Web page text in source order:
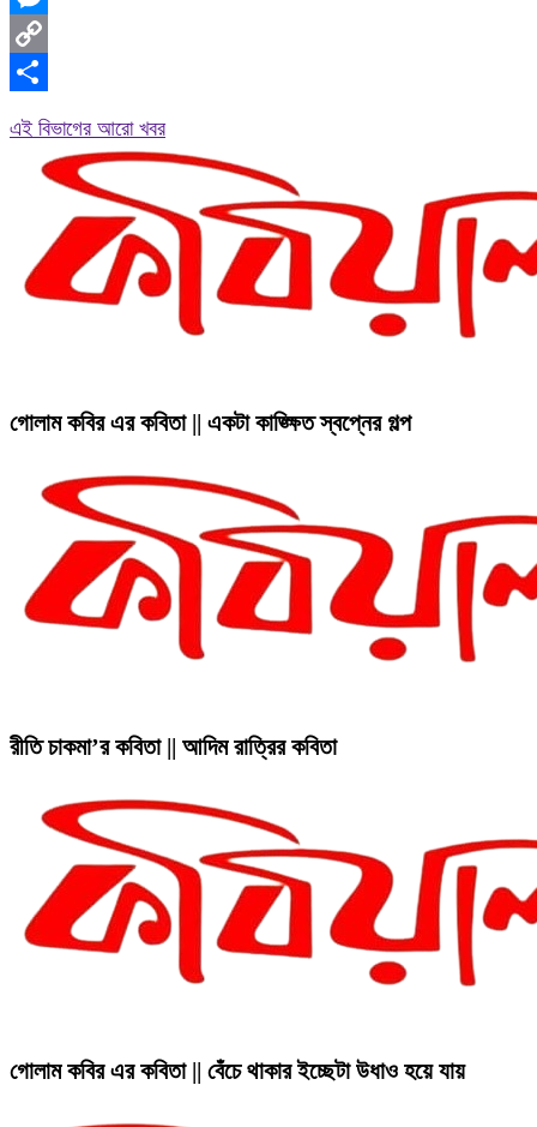
Messenger
Copy
এই বিভাগের আরো খবর
গোলাম কবির এর কবিতা || একটা কাঙ্ক্ষিত স্বপ্নের গল্প
রীতি চাকমা’র কবিতা || আদিম রাত্রির কবিতা
গোলাম কবির এর কবিতা || বেঁচে থাকার ইচ্ছেটা উধাও হয়ে যায়